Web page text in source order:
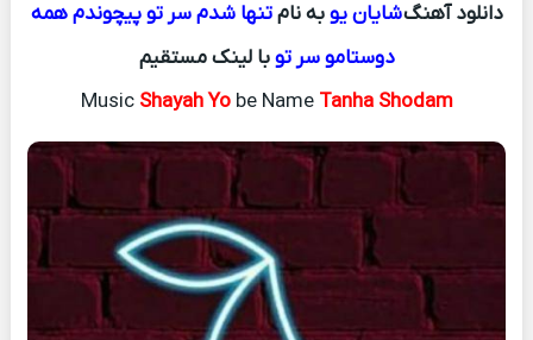
دانلود آهنگشایان یوبه نامتنها شدم سر تو پیچوندم همه
دوستامو سر توبا لینک مستقیم
MusicShayah Yo be NameTanha Shodam